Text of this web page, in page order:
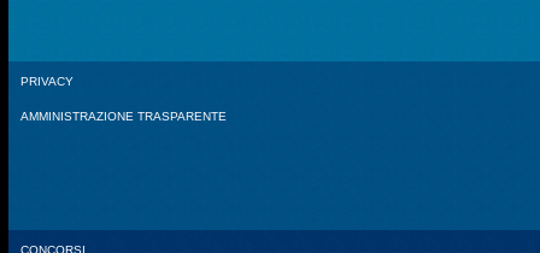
PRIVACY
AMMINISTRAZIONE TRASPARENTE
CONCORSI